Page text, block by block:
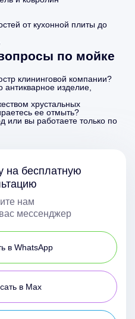
от кухонной плиты до
по мойке
клининговой компании?
изделие,
хрустальных
ее отмыть?
или вы работаете только по
на бесплатную
нам
мессенджер
в WhatsApp
в Max